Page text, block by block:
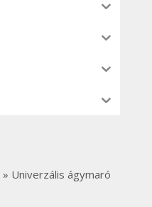
» Univerzális ágymaró